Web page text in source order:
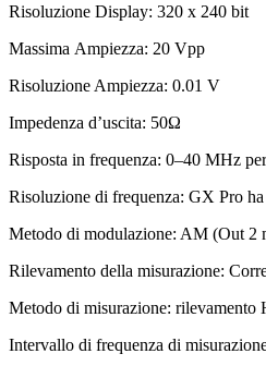
Risoluzione Display: 320 x 240 bit
Massima Ampiezza: 20 Vpp
Risoluzione Ampiezza: 0.01 V
Impedenza d’uscita: 50Ω
Risposta in frequenza: 0–40 MHz
Risoluzione di frequenza: GX Pro
Metodo di modulazione: AM (Out 2
Rilevamento della misurazione:
Metodo di misurazione: rilevamento
Intervallo di frequenza di